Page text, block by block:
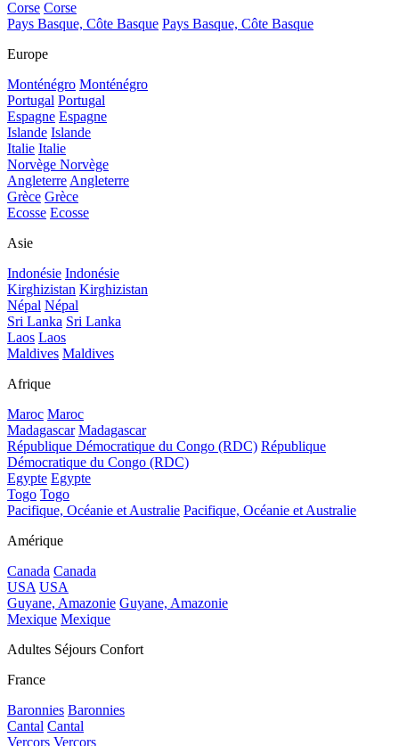
Corse Corse
Pays Basque, Côte Basque Pays Basque, Côte Basque
Europe
Monténégro Monténégro
Portugal Portugal
Espagne Espagne
Islande Islande
Italie Italie
Norvège Norvège
AngleterreAngleterre
Grèce Grèce
Ecosse Ecosse
Asie
Indonésie Indonésie
Kirghizistan Kirghizistan
Népal Népal
Sri Lanka Sri Lanka
Laos Laos
Maldives Maldives
Afrique
Maroc Maroc
Madagascar Madagascar
République Démocratique du Congo (RDC) République
Démocratique du Congo (RDC)
Egypte Egypte
Togo Togo
Pacifique, Océanie et Australie Pacifique, Océanie et Australie
Amérique
Canada Canada
USA USA
Guyane, Amazonie Guyane, Amazonie
Mexique Mexique
Adultes Séjours Confort
France
Baronnies Baronnies
Cantal Cantal
Vercors Vercors